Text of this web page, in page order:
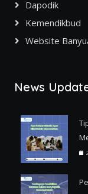
Dapodik
Kemendikbud
Website
News